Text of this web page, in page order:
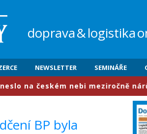
doprava&logistika
NEWSLETTER SEMINÁŘE
českém nebi meziročně nárůst
BP byla